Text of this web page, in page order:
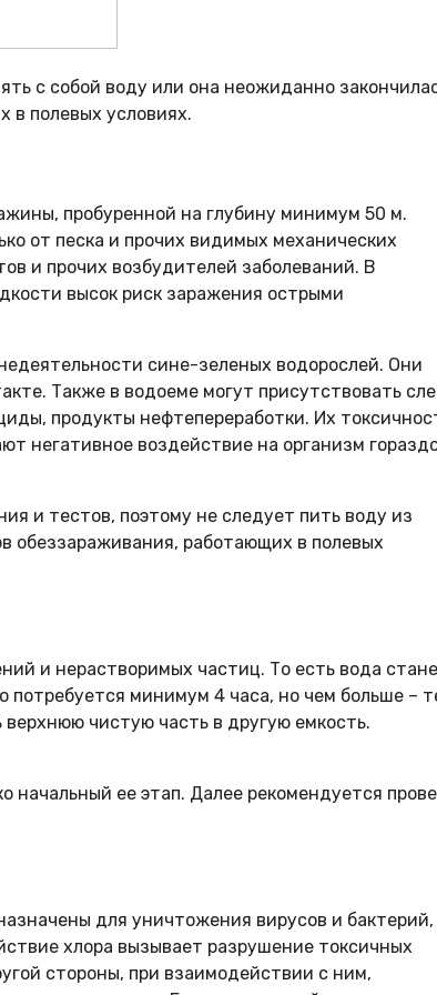
с собой воду или она неожиданно
в полевых условиях.
пробуренной на глубину минимум 50 м.
от песка и прочих видимых механических
и прочих возбудителей заболеваний. В
высок риск заражения острыми
сине-зеленых водорослей. Они
Также в водоеме могут присутствовать
продукты нефтепереработки. Их
негативное воздействие на организм
и тестов, поэтому не следует пить воду из
обеззараживания, работающих в полевых
и нерастворимых частиц. То есть вода
потребуется минимум 4 часа, но чем больше –
чистую часть в другую емкость.
ее этап. Далее рекомендуется
для уничтожения вирусов и бактерий,
хлора вызывает разрушение токсичных
стороны, при взаимодействии с ним,